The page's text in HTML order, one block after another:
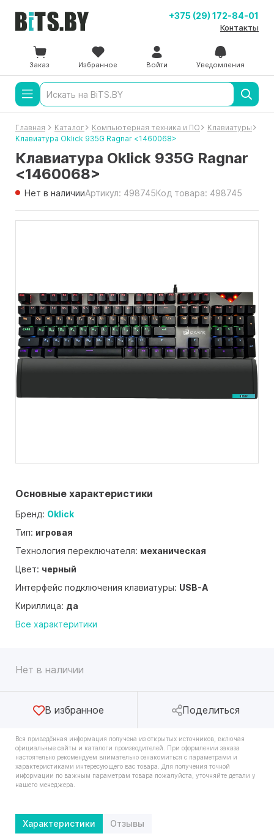
+375 (29) 172-84-01
Контакты
Заказ Избранное Войти Уведомления
Главная Каталог Компьютерная техника и ПО
Клавиатуры
Клавиатура Oklick 935G Ragnar <1460068>
Клавиатура Oklick 935G Ragnar
<1460068>
Нет в наличииАртикул: 498745Код товара: 498745
Основные характеристики
Бренд: Oklick
Тип: игровая
Технология переключателя: механическая
Цвет: черный
Интерфейс подключения клавиатуры: USB-A
Кириллица: да
Все характеритики
Нет в наличии
В избранное Поделиться
Вся приведённая информация получена из открытых источников, включая
официальные сайты и каталоги производителей. При оформлении заказа
настоятельно рекомендуем внимательно ознакомиться с параметрами и
характеристиками интересующего вас товара. Для получения точной
информации по важным параметрам товара пожалуйста, уточняйте детали у
нашего менеджера.
Характеристики Отзывы